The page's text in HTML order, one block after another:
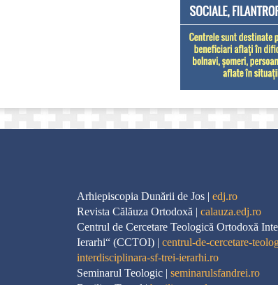
Arhiepiscopia Dunării de Jos | edj.ro
Revista Călăuza Ortodoxă | calauza.edj.ro
Centrul de Cercetare Teologică Ortodoxă
Ierarhi“ (CCTOI) | centrul-de-cercetare-
interdisciplinara-sf-trei-ierarhi.ro
Seminarul Teologic | seminarulsfandrei.ro